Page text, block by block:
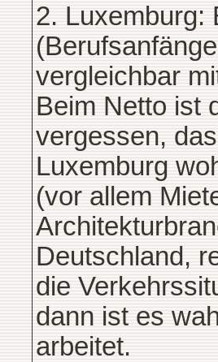
2. Luxemburg:
vergleichbar
Beim Netto ist
vergessen,
Luxemburg
(vor allem
Deutschland,
die
dann ist es
arbeitet.